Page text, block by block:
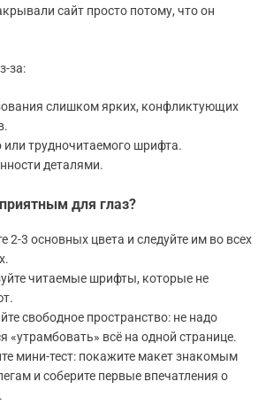
сайт просто потому, что он
за:
слишком ярких, конфликтующих
или трудночитаемого шрифта.
деталями.
для глаз?
2-3 основных цвета и следуйте им во всех
читаемые шрифты, которые не
свободное пространство: не надо
«утрамбовать» всё на одной странице.
мини-тест: покажите макет знакомым
и соберите первые впечатления о